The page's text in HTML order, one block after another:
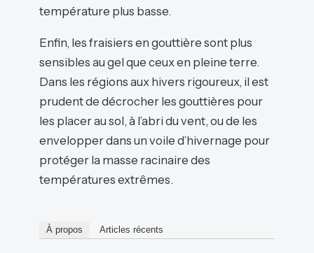
température plus basse.
Enfin, les fraisiers en gouttière sont plus
sensibles au gel que ceux en pleine terre.
Dans les régions aux hivers rigoureux, il est
prudent de décrocher les gouttières pour
les placer au sol, à l’abri du vent, ou de les
envelopper dans un voile d’hivernage pour
protéger la masse racinaire des
températures extrêmes.
À propos Articles récents